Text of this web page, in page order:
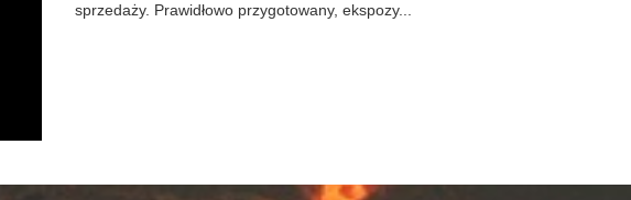
sprzedaży. Prawidłowo przygotowany, ekspozy...